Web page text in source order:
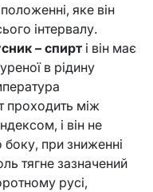
яке він
інтервалу.
– спирт і він має
в рідину
проходить між
і він не
боку, при зниженні
тягне зазначений
русі,